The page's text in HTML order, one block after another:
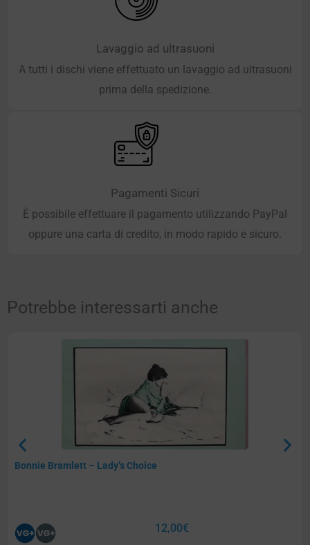
Lavaggio ad ultrasuoni
A tutti i dischi viene effettuato un lavaggio ad ultrasuoni
prima della spedizione.
Pagamenti Sicuri
È possibile effettuare il pagamento utilizzando PayPal
oppure una carta di credito, in modo rapido e sicuro.
Potrebbe interessarti anche
Bonnie Bramlett – Lady’s Choice
12,00€